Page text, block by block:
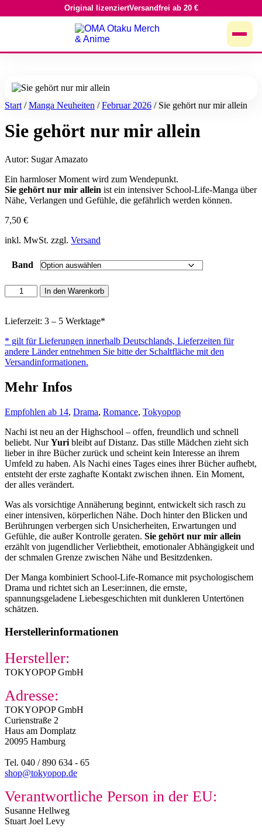
Inhalt
Original lizenziertVersandfrei ab 20 €
Start /Manga Neuheiten /Februar 2026 / Sie gehört nur mir allein
Sie gehört nur mir allein
Autor: Sugar Amazato
Ein harmloser Moment wird zum Wendepunkt.
Sie gehört nur mir allein ist ein intensiver School-Life-Manga über
Nähe, Verlangen und Gefühle, die gefährlich werden können.
7,50 €
inkl. MwSt. zzgl. Versand
Band
gehört
mir
Menge
In den Warenkorb
Lieferzeit: 3 – 5 Werktage*
* gilt für Lieferungen innerhalb Deutschlands, Lieferzeiten für
andere Länder entnehmen Sie bitte der Schaltfläche mit den
Versandinformationen.
Mehr Infos
Empfohlen ab 14, Drama, Romance, Tokyopop
Nachi ist neu an der Highschool – offen, freundlich und schnell
beliebt. NurYuri bleibt auf Distanz. Das stille Mädchen zieht sich
lieber in ihre Bücher zurück und scheint kein Interesse an ihrem
Umfeld zu haben. Als Nachi eines Tages eines ihrer Bücher aufhebt,
entsteht der erste zaghafte Kontakt zwischen ihnen. Ein Moment,
der alles verändert.
Was als vorsichtige Annäherung beginnt, entwickelt sich rasch zu
einer intensiven, körperlichen Nähe. Doch hinter den Blicken und
Berührungen verbergen sich Unsicherheiten, Erwartungen und
Gefühle, die außer Kontrolle geraten. Sie gehört nur mir allein
erzählt von jugendlicher Verliebtheit, emotionaler Abhängigkeit und
der schmalen Grenze zwischen Nähe und Besitzdenken.
Der Manga kombiniert School-Life-Romance mit psychologischem
Drama und richtet sich an Leser:innen, die ernste,
spannungsgeladene Liebesgeschichten mit dunkleren Untertönen
schätzen.
Herstellerinformationen
Hersteller:
TOKYOPOP GmbH
Adresse:
TOKYOPOP GmbH
Curienstraße 2
Haus am Domplatz
20095 Hamburg
Tel. 040 / 890 634 - 65
shop@tokyopop.de
Verantwortliche Person in der EU:
Susanne Hellweg​
Stuart Joel Levy